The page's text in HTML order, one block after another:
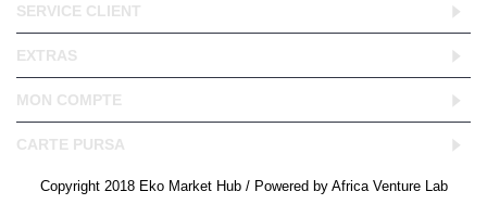
SERVICE CLIENT
EXTRAS
MON COMPTE
CARTE PURSA
Copyright 2018 Eko Market Hub / Powered by Africa Venture Lab